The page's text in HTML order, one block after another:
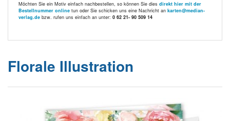
Möchten Sie ein Motiv einfach nachbestellen, so können Sie dies direkt hier mit der
Bestellnummer online tun oder Sie schicken uns eine Nachricht an karten@median-
verlag.de bzw. rufen uns einfach an unter: 0 62 21- 90 509 14
Florale Illustration